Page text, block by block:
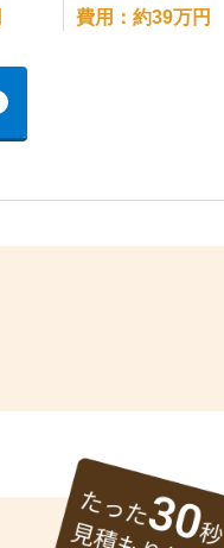
費用：約39万円